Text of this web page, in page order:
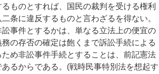
ものとすれば、国民の裁判を受ける権利
条に違反するものと言わざるを得ない。
事件とするかは、単なる立法上の便宜の
の存否の確定は飽くまで訴訟手続による
め非訟事件手続とすることは、前記憲法
るからである。(戦時民事特別法を想起す